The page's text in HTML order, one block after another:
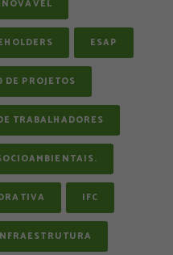
ESAP
PROJETOS
TRABALHADORES
IFC